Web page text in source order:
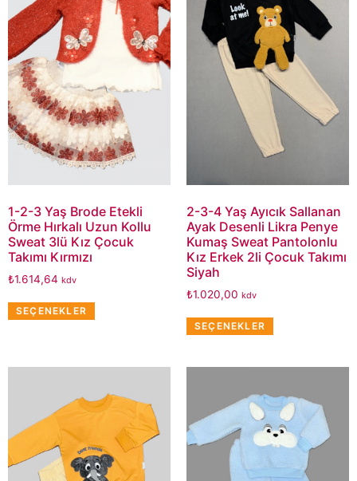
1-2-3 Yaş Brode Etekli
Örme Hırkalı Uzun Kollu
Sweat 3lü Kız Çocuk
Takımı Kırmızı
₺1.614,64 kdv
SEÇENEKLER
2-3-4 Yaş Ayıcık Sallanan
Ayak Desenli Likra Penye
Kumaş Sweat Pantolonlu
Kız Erkek 2li Çocuk Takımı
Siyah
₺1.020,00 kdv
SEÇENEKLER